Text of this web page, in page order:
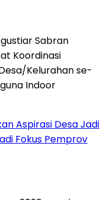
Aspirasi Desa Jadi
Fokus Pemprov